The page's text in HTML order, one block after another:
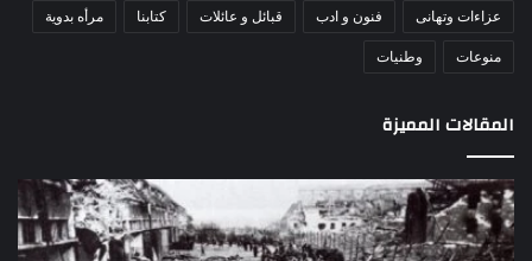
عزاءات وتهانى فنون و ادب قبائل و عائلات كتابنا مرأه بدوية
منوعات وطنيات
المقالات المميزة
مذبحة
اللد..
القصة